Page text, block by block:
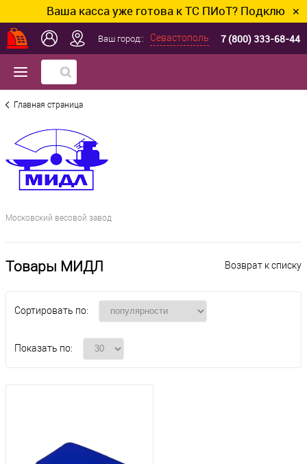
Ваша касса уже готова к ТС ПИоТ? Подключим✕
Ваш город:: Севастополь 7 (800) 333-68-44
Главная страница
Московский весовой завод
Возврат к списку
Товары МИДЛ
Сортировать по:
Показать по: